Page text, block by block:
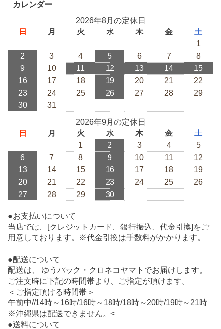
カレンダー
2026年8月の定休日
日
月 火 水 木 金
土
1
2
3 4 5 6 7
8
9
10 11 12 13 14
15
16
17 18 19 20 21
22
23
24 25 26 27 28
29
30
31
2026年9月の定休日
日
月 火 水 木 金
土
1
2 3 4
5
6
7 8 9 10 11
12
13
14 15 16 17 18
19
20
21 22 23 24 25
26
27
28 29 30
●お支払いについて
当店では、[クレジットカード、銀行振込、代金引換]をご
用意しております。※代金引換は手数料がかかります。
●配送について
配送は、 ゆうパック・クロネコヤマトでお届けします。
ご注文時に下記の時間帯より、ご指定が頂けます。
＜ご指定頂ける時間帯＞
午前中//14時～16時/16時～18時/18時～20時/19時～21時
※沖縄県は配送できません。<
●送料について